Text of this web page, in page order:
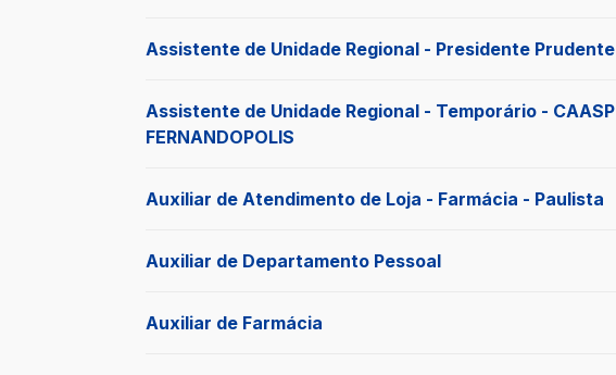
Assistente de Unidade Regional - Presidente Prudente
Assistente de Unidade Regional - Temporário - CAASP
FERNANDOPOLIS
Auxiliar de Atendimento de Loja - Farmácia - Paulista
Auxiliar de Departamento Pessoal
Auxiliar de Farmácia